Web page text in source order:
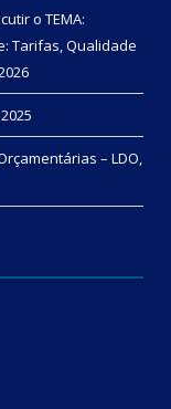
o TEMA:
Tarifas, Qualidade
– LDO,